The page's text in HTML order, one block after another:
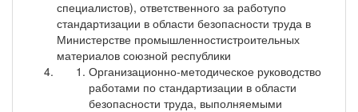
специалистов), ответственного за работупо
стандартизации в области безопасности труда в
Министерстве промышленностистроительных
материалов союзной республики
Организационно-методическое руководство
работами по стандартизации в области
безопасности труда, выполняемыми